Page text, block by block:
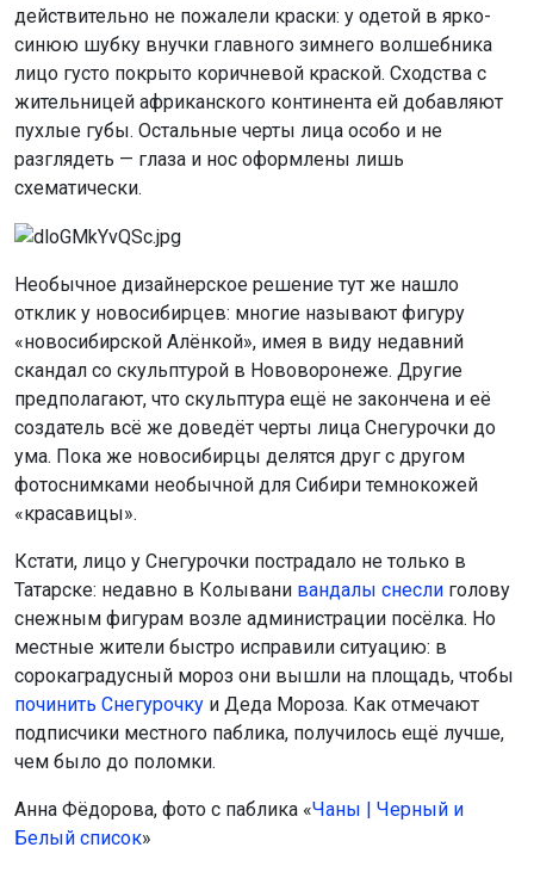
действительно не пожалели краски: у одетой в ярко-
синюю шубку внучки главного зимнего волшебника
лицо густо покрыто коричневой краской. Сходства с
жительницей африканского континента ей добавляют
пухлые губы. Остальные черты лица особо и не
разглядеть — глаза и нос оформлены лишь
схематически.
Необычное дизайнерское решение тут же нашло
отклик у новосибирцев: многие называют фигуру
«новосибирской Алёнкой», имея в виду недавний
скандал со скульптурой в Нововоронеже. Другие
предполагают, что скульптура ещё не закончена и её
создатель всё же доведёт черты лица Снегурочки до
ума. Пока же новосибирцы делятся друг с другом
фотоснимками необычной для Сибири темнокожей
«красавицы».
Кстати, лицо у Снегурочки пострадало не только в
Татарске: недавно в Колывани вандалы снесли голову
снежным фигурам возле администрации посёлка. Но
местные жители быстро исправили ситуацию: в
сорокаградусный мороз они вышли на площадь, чтобы
починить Снегурочку и Деда Мороза. Как отмечают
подписчики местного паблика, получилось ещё лучше,
чем было до поломки.
Анна Фёдорова, фото с паблика «Чаны | Черный и
Белый список»